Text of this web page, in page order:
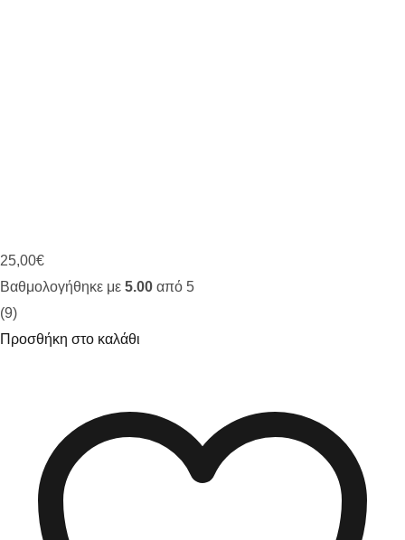
25,00€
Βαθμολογήθηκε με 5.00 από 5
(9)
Προσθήκη στο καλάθι